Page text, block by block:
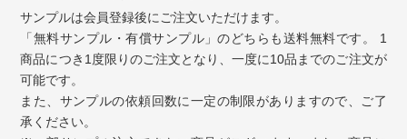
サンプルは会員登録後にご注文いただけます。
「無料サンプル・有償サンプル」のどちらも送料無料です。 1
商品につき1度限りのご注文となり、一度に10品までのご注文が
可能です。
また、サンプルの依頼回数に一定の制限がありますので、ご了
承ください。